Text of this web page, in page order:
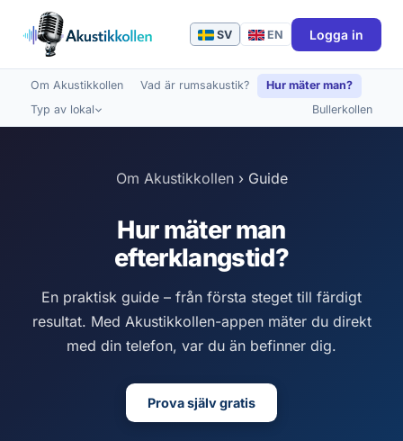
SV EN Logga in
Om Akustikkollen Vad är rumsakustik?
Hur mäter man?
Typ av lokal
Bullerkollen
Om Akustikkollen› Guide
Hur mäter man
efterklangstid?
En praktisk guide – från första steget till färdigt
resultat. Med Akustikkollen-appen mäter du direkt
med din telefon, var du än befinner dig.
Prova själv gratis